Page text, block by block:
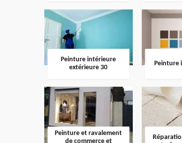
Peinture intérieure
extérieure 30
Peinture
Peinture et ravalement
de commerce et